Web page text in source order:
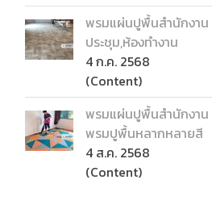
พรมแผ่นปูพื้นสำนักงา
ประชุม,ห้องทำงาน
4 ก.ค. 2568
(Content)
พรมแผ่นปูพื้นสำนักงา
พรมปูพื้นหลากหลายสี
4 ส.ค. 2568
(Content)